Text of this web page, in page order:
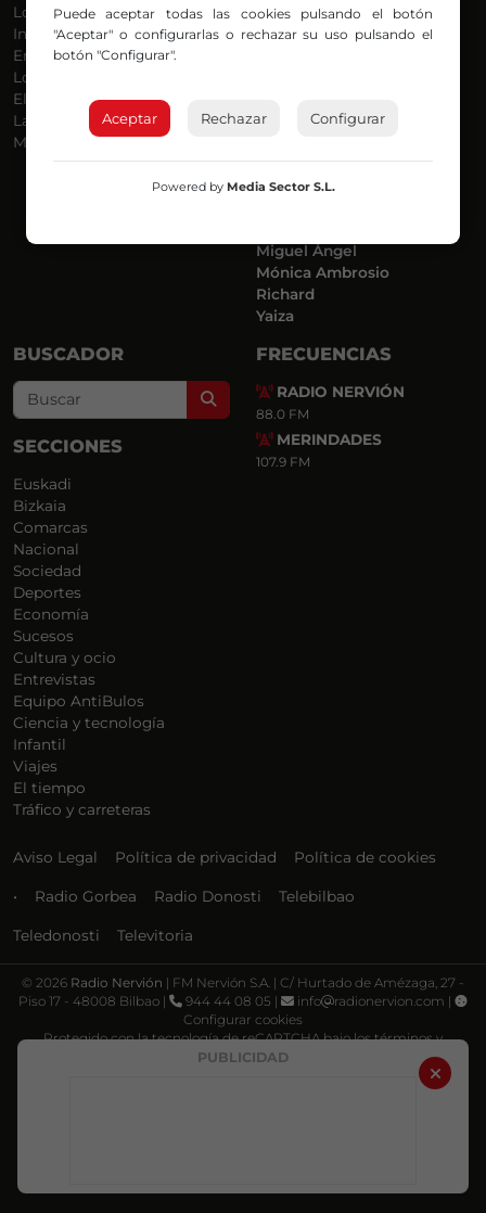
PUBLICIDAD
Lo Más Nuevo
Informativos
En Ruta
Locos por la Música
El Supermadrugador
La Mañana de Radio Nervión
Más Madrugada
Eduardo
Eva Argote
Javi
José Ignacio
Joseba
Miguel Ángel
Mónica Ambrosio
Richard
Yaiza
BUSCADOR
Search
SECCIONES
Euskadi
Bizkaia
Comarcas
Nacional
Sociedad
Deportes
Economía
Sucesos
Cultura y ocio
Entrevistas
Equipo AntiBulos
Ciencia y tecnología
Infantil
Viajes
El tiempo
Tráfico y carreteras
FRECUENCIAS
RADIO NERVIÓN
88.0 FM
MERINDADES
107.9 FM
Aviso Legal Política de privacidad Política de cookies
• Radio Gorbea Radio Donosti Telebilbao
Teledonosti Televitoria
© 2026 Radio Nervión | FM Nervión S.A. | C/ Hurtado de Amézaga, 27 -
Piso 17 - 48008 Bilbao |
944 44 08 05 | info
radionervion.com |
Configurar cookies
Protegido con la tecnología de reCAPTCHA bajo los términos y
Política de privacidad Términos de servicio
Puede aceptar todas las cookies pulsando el botón
"Aceptar" o configurarlas o rechazar su uso pulsando el
botón "Configurar".
Aceptar Rechazar Configurar
Powered by Media Sector S.L.